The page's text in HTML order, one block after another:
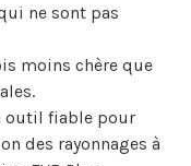
ne sont pas
moins chère que
outil fiable pour
des rayonnages à